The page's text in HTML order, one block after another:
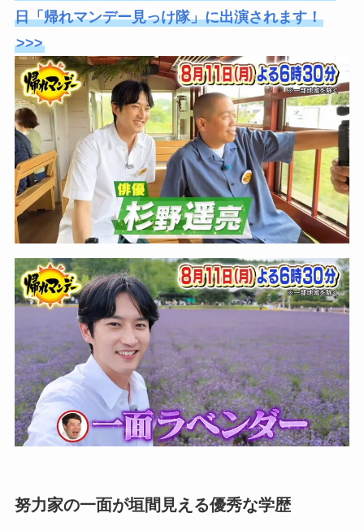
日「帰れマンデー見っけ隊」に出演されます！
>>>
努力家の一面が垣間見える優秀な学歴